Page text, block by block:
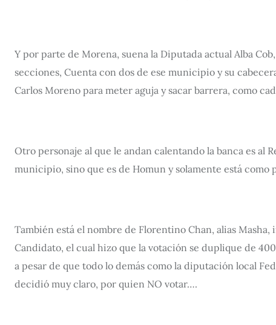
Y por parte de Morena, suena la Diputada actual Alba
secciones, Cuenta con dos de ese municipio y su
Carlos Moreno para meter aguja y sacar barrera, como
Otro personaje al que le andan calentando la banca es al
municipio, sino que es de Homun y solamente está
También está el nombre de Florentino Chan, alias
Candidato, el cual hizo que la votación se duplique de
a pesar de que todo lo demás como la diputación local
decidió muy claro, por quien NO votar….